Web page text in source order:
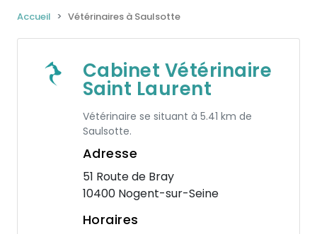
Accueil Vétérinaires à Saulsotte
Cabinet Vétérinaire
Saint Laurent
Vétérinaire se situant à 5.41 km de
Saulsotte.
Adresse
51 Route de Bray
10400 Nogent-sur-Seine
Horaires